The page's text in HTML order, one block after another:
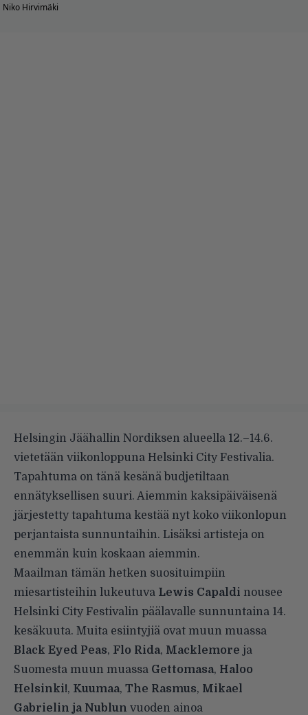
Niko Hirvimäki
Helsingin Jäähallin Nordiksen alueella 12.–14.6.
vietetään viikonloppuna Helsinki City Festivalia.
Tapahtuma on tänä kesänä budjetiltaan
ennätyksellisen suuri. Aiemmin kaksipäiväisenä
järjestetty tapahtuma kestää nyt koko viikonlopun
perjantaista sunnuntaihin. Lisäksi artisteja on
enemmän kuin koskaan aiemmin.
Maailman tämän hetken suosituimpiin
miesartisteihin lukeutuva Lewis Capaldi nousee
Helsinki City Festivalin päälavalle sunnuntaina 14.
kesäkuuta. Muita esiintyjiä ovat muun muassa
Black Eyed Peas, Flo Rida, Macklemore ja
Suomesta muun muassa Gettomasa, Haloo
Helsinki!, Kuumaa, The Rasmus, Mikael
Gabrielin ja Nublun vuoden ainoa